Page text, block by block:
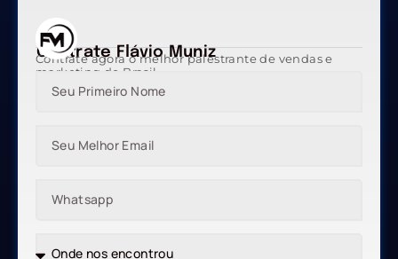
Contrate Flávio Muniz
Contrate agora o melhor palestrante de vendas e
marketing do Brasil